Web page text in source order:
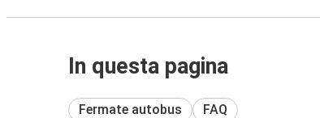
In questa pagina
Fermate autobus FAQ